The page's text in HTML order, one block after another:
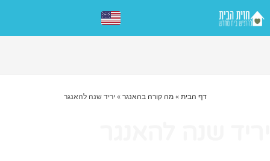
דף הבית»מה קורה בהאנגר» יריד שנה להאנגר